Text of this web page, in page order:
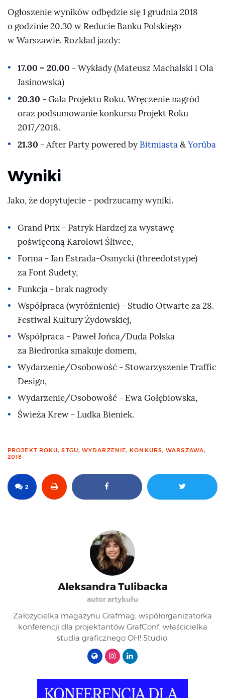
Ogłoszenie wyników odbędzie się 1 grudnia 2018
o godzinie 20.30 w Reducie Banku Polskiego
w Warszawie. Rozkład jazdy:
17.00 – 20.00 - Wykłady (Mateusz Machalski i Ola
Jasinowska)
20.30 - Gala Projektu Roku. Wręczenie nagród
oraz podsumowanie konkursu Projekt Roku
2017/2018.
21.30 - After Party powered by Bitmiasta&Yorüba
Wyniki
Jako, że dopytujecie - podrzucamy wyniki.
Grand Prix - Patryk Hardzej za wystawę
poświęconą Karolowi Śliwce,
Forma - Jan Estrada-Osmycki (threedotstype)
za Font Sudety,
Funkcja - brak nagrody
Współpraca (wyróżnienie) - Studio Otwarte za 28.
Festiwal Kultury Żydowskiej,
Współpraca - Paweł Jońca/Duda Polska
za Biedronka smakuje domem,
Wydarzenie/Osobowość - Stowarzyszenie Traffic
Design,
Wydarzenie/Osobowość - Ewa Gołębiowska,
Świeża Krew - Ludka Bieniek.
PROJEKT ROKU,STGU,WYDARZENIE, KONKURS,WARSZAWA,
2018
2
Aleksandra Tulibacka
autor artykułu
Założycielka magazynu Grafmag, współorganizatorka
konferencji dla projektantów GrafConf, właścicielka
studia graficznego OH! Studio.